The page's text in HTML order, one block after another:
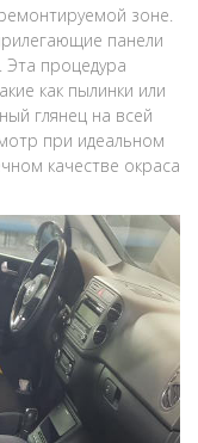
зоне.
панели
процедура
как пылинки или
глянец на всей
при идеальном
качестве окраса